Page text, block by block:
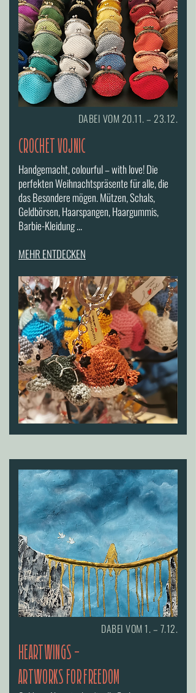
DABEI VOM 20.11. – 23.12.
CROCHET VOJNIC
Handgemacht, colourful – with love! Die
perfekten Weihnachtspräsente für alle, die
das Besondere mögen. Mützen, Schals,
Geldbörsen, Haarspangen, Haargummis,
Barbie-Kleidung ...
MEHR ENTDECKEN
DABEI VOM 1. – 7.12.
HEARTWINGS -
ARTWORKS FOR FREEDOM